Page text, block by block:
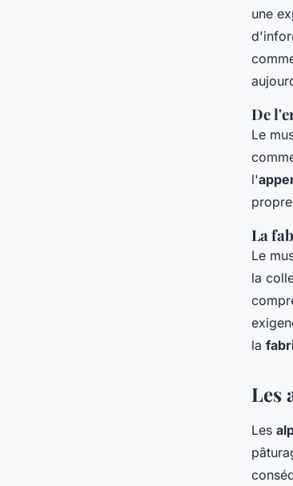
une
De
Le
l'
La
Le
la
la
Les
Les